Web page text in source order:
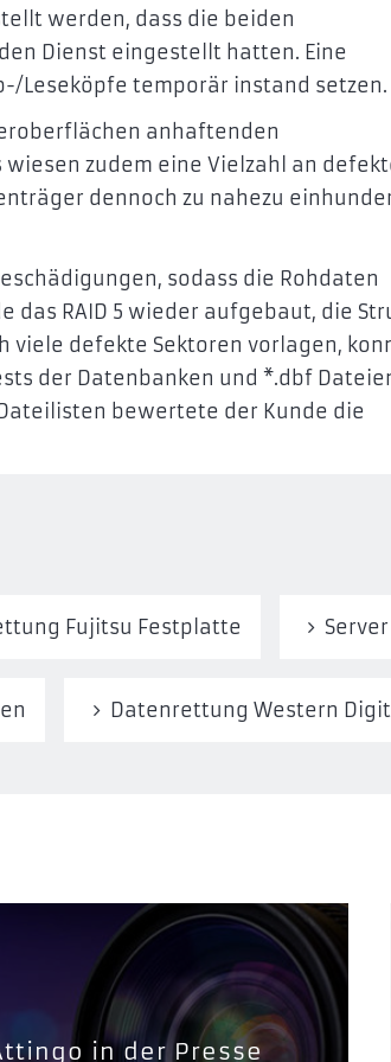
werden, dass die beiden
Dienst eingestellt hatten. Eine
Leseköpfe temporär instand setzen.
anhaftenden
zudem eine Vielzahl an
dennoch zu nahezu
sodass die Rohdaten
RAID 5 wieder aufgebaut, die
defekte Sektoren vorlagen,
der Datenbanken und *.dbf
bewertete der Kunde die
Fujitsu Festplatte
Datenrettung Western
in der Presse